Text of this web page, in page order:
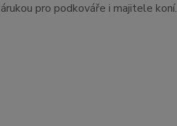
pro podkováře i majitele koní.